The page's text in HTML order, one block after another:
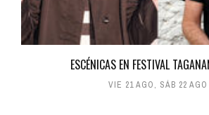
ESCÉNICAS EN FESTIVAL
VIE 21 AGO, SÁB 22 AGO